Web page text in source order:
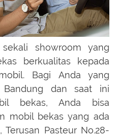
showroom yang
berkualitas kepada
Bagi Anda yang
dan saat ini
bekas, Anda bisa
mobil bekas yang ada
Pasteur No.28-